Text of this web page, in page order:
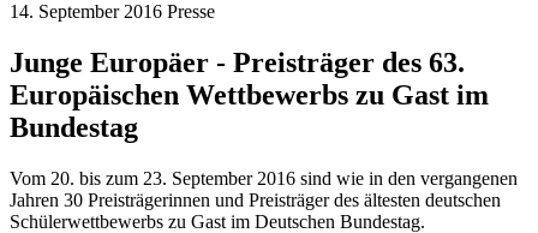
14. September 2016 Presse
Junge Europäer - Preisträger des 63.
Europäischen Wettbewerbs zu Gast im
Bundestag
Vom 20. bis zum 23. September 2016 sind wie in den vergangenen
Jahren 30 Preisträgerinnen und Preisträger des ältesten deutschen
Schülerwettbewerbs zu Gast im Deutschen Bundestag.